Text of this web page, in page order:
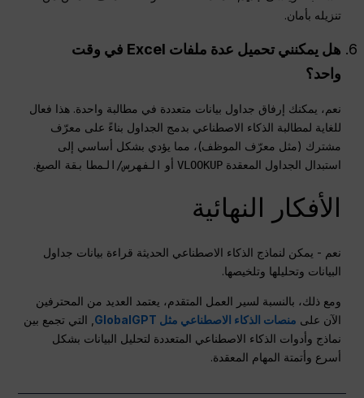
تنزيله بأمان.
هل يمكنني تحميل عدة ملفات Excel في وقت
واحد؟
نعم، يمكنك إرفاق جداول بيانات متعددة في مطالبة واحدة. هذا فعال
للغاية لمطالبة الذكاء الاصطناعي بدمج الجداول بناءً على معرّف
مشترك (مثل معرّف الموظف)، مما يؤدي بشكل أساسي إلى
استبدال الجداول المعقدةVLOOKUP أو الفهرس/المطابقة الصيغ.
الأفكار النهائية
نعم - يمكن لنماذج الذكاء الاصطناعي الحديثة قراءة بيانات جداول
البيانات وتحليلها وتلخيصها.
ومع ذلك، بالنسبة لسير العمل المتقدم، يعتمد العديد من المحترفين
الآن على منصات الذكاء الاصطناعي مثل GlobalGPT
, التي تجمع بين
نماذج وأدوات الذكاء الاصطناعي المتعددة لتحليل البيانات بشكل
أسرع وأتمتة المهام المعقدة.